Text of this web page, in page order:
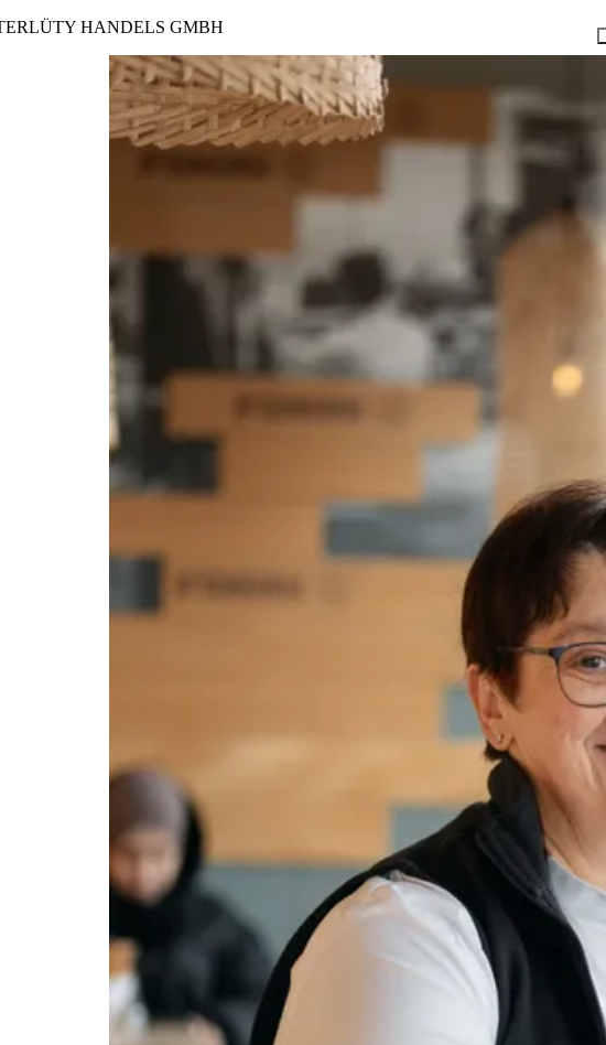
Lehre MEGAzinLehre AKTIVRad & RätselGood NEWSletter
GutscheineWorkshop Programm
HANDELS GMBH